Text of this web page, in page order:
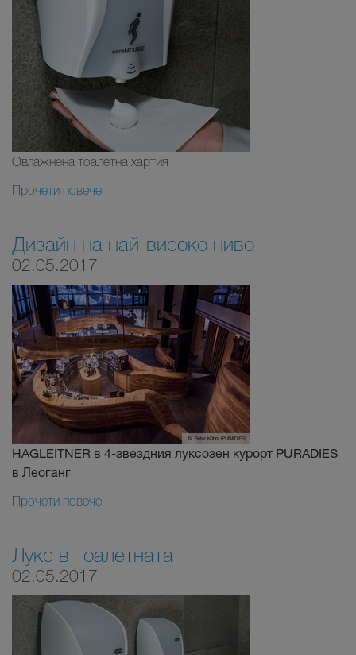
Овлажнена тоалетна хартия
Прочети повече
Дизайн на най-високо ниво
02.05.2017
HAGLEITNER в 4-звездния луксозен курорт PURADIES
в Леоганг
Прочети повече
Лукс в тоалетната
02.05.2017